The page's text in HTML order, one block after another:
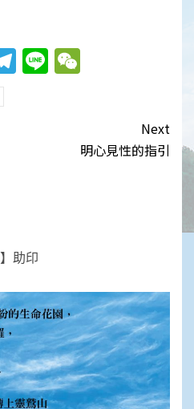
Telegram
Line
Next
明心見性的指引
助印